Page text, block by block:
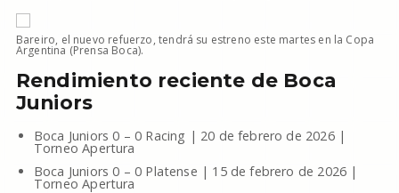
Bareiro, el nuevo refuerzo, tendrá su estreno este martes en la Copa
Argentina (Prensa Boca).
Rendimiento reciente de Boca
Juniors
Boca Juniors 0 – 0 Racing | 20 de febrero de 2026 |
Torneo Apertura
Boca Juniors 0 – 0 Platense | 15 de febrero de 2026 |
Torneo Apertura